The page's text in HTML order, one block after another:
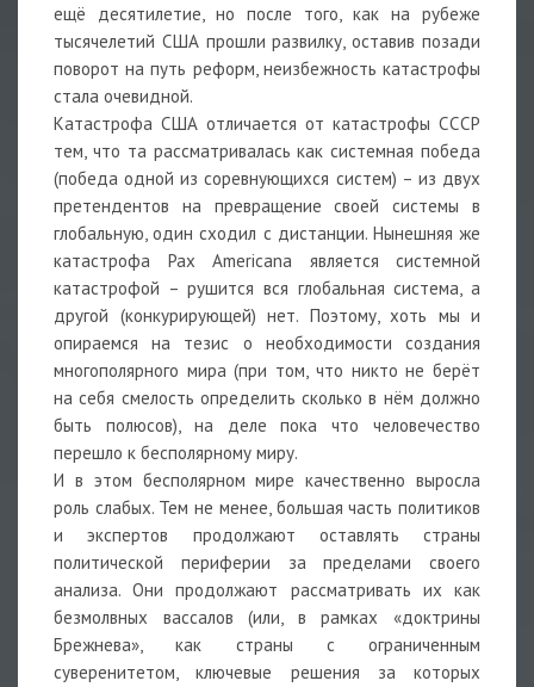
ещё десятилетие, но после того, как на рубеже
тысячелетий США прошли развилку, оставив позади
поворот на путь реформ, неизбежность катастрофы
стала очевидной.
Катастрофа США отличается от катастрофы СССР
тем, что та рассматривалась как системная победа
(победа одной из соревнующихся систем) – из двух
претендентов на превращение своей системы в
глобальную, один сходил с дистанции. Нынешняя же
катастрофа Pax Americana является системной
катастрофой – рушится вся глобальная система, а
другой (конкурирующей) нет. Поэтому, хоть мы и
опираемся на тезис о необходимости создания
многополярного мира (при том, что никто не берёт
на себя смелость определить сколько в нём должно
быть полюсов), на деле пока что человечество
перешло к бесполярному миру.
И в этом бесполярном мире качественно выросла
роль слабых. Тем не менее, большая часть политиков
и экспертов продолжают оставлять страны
политической периферии за пределами своего
анализа. Они продолжают рассматривать их как
безмолвных вассалов (или, в рамках «доктрины
Брежнева», как страны с ограниченным
суверенитетом, ключевые решения за которых